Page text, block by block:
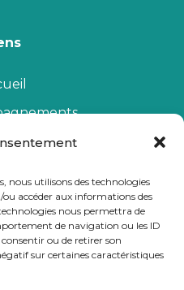
nous utilisons des technologies
ou accéder aux informations des
nous permettra de
de navigation ou les ID
ou de retirer son
sur certaines caractéristiques
je